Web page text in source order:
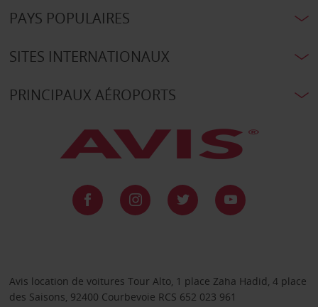
PAYS POPULAIRES
SITES INTERNATIONAUX
PRINCIPAUX AÉROPORTS
Avis location de voitures Tour Alto, 1 place Zaha Hadid, 4 place
des Saisons, 92400 Courbevoie RCS 652 023 961